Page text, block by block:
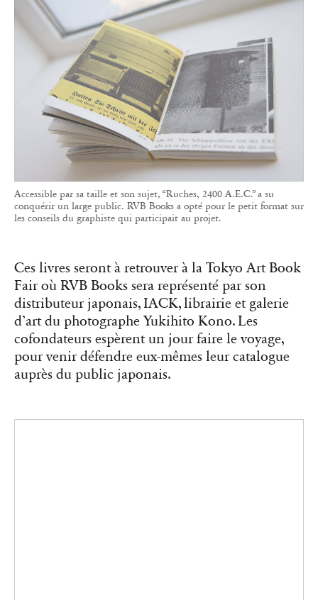
Accessible par sa taille et son sujet, “Ruches, 2400 A.E.C.” a su
conquérir un large public. RVB Books a opté pour le petit format sur
les conseils du graphiste qui participait au projet.
Ces livres seront à retrouver à la Tokyo Art Book
Fair où RVB Books sera représenté par son
distributeur japonais, IACK, librairie et galerie
d’art du photographe Yukihito Kono. Les
cofondateurs espèrent un jour faire le voyage,
pour venir défendre eux-mêmes leur catalogue
auprès du public japonais.